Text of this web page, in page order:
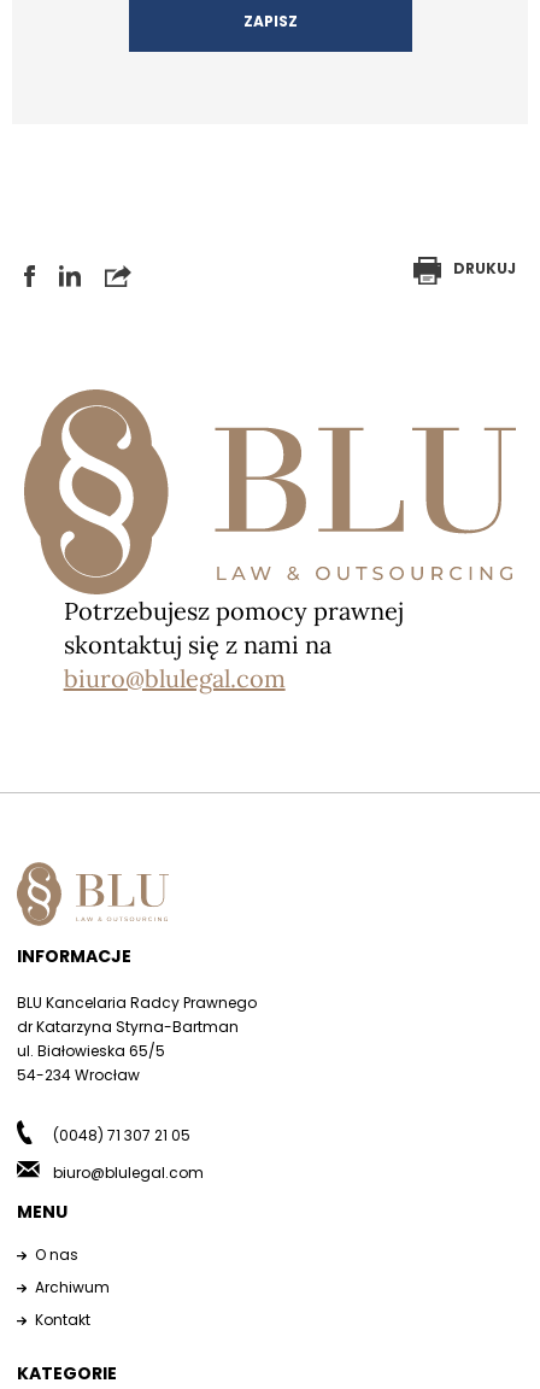
DRUKUJ
Potrzebujesz pomocy prawnej
skontaktuj się z nami na
biuro@blulegal.com
INFORMACJE
BLU Kancelaria Radcy Prawnego
dr Katarzyna Styrna-Bartman
ul. Białowieska 65/5
54-234 Wrocław
(0048) 71 307 21 05
biuro@blulegal.com
MENU
O nas
Archiwum
Kontakt
KATEGORIE